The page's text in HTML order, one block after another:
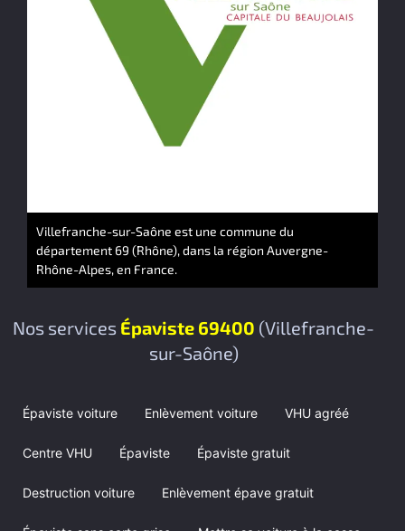
Nos services Épaviste 69400 (Villefranche-
sur-Saône)
Épaviste voiture Enlèvement voiture VHU agréé
Centre VHU Épaviste Épaviste gratuit
Destruction voiture Enlèvement épave gratuit
Villefranche-sur-Saône est une commune du
département 69 (Rhône), dans la région Auvergne-
Rhône-Alpes, en France.